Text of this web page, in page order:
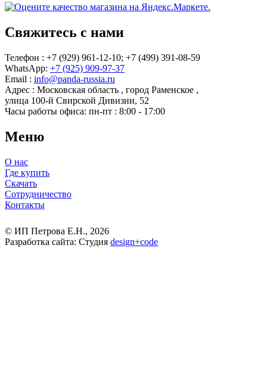
Свяжитесь с нами
Телефон : +7 (929) 961-12-10; +7 (499) 391-08-59
WhatsApp: +7 (925) 909-97-37
Email : info@panda-russia.ru
Адрес : Московская область , город Раменское ,
улица 100-й Свирской Дивизии, 52
Часы работы офиса: пн-пт : 8:00 - 17:00
Меню
О нас
Где купить
Скачать
Сотрудничество
Контакты
© ИП Петрова Е.Н., 2026
Разработка сайта: Студия design+code